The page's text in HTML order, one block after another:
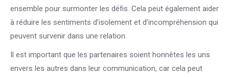
ensemble pour surmonter les défis. Cela peut également aider
à réduire les sentiments d’isolement et d’incompréhension qui
peuvent survenir dans une relation.
Il est important que les partenaires soient honnêtes les uns
envers les autres dans leur communication, car cela peut